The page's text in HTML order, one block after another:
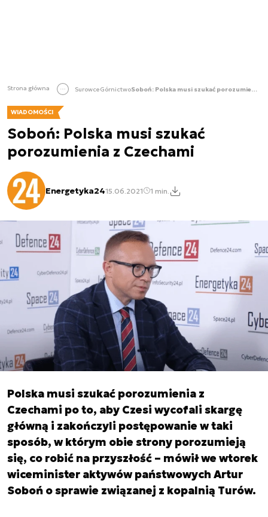
Strona główna SurowceGórnictwo Soboń: Polska musi szukać porozumienia z Czechami
WIADOMOŚCI
Soboń: Polska musi szukać
porozumienia z Czechami
Energetyka2415.06.2021 1 min.
Polska musi szukać porozumienia z
Czechami po to, aby Czesi wycofali skargę
główną i zakończyli postępowanie w taki
sposób, w którym obie strony porozumieją
się, co robić na przyszłość – mówił we wtorek
wiceminister aktywów państwowych Artur
Soboń o sprawie związanej z kopalnią Turów.